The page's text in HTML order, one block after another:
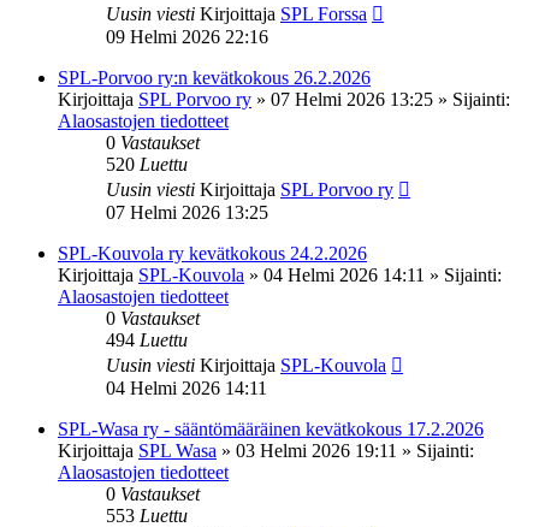
Uusin viesti Kirjoittaja SPL Forssa
09 Helmi 2026 22:16
SPL-Porvoo ry:n kevätkokous 26.2.2026
Kirjoittaja SPL Porvoo ry » 07 Helmi 2026 13:25 » Sijainti:
Alaosastojen tiedotteet
0 Vastaukset
520 Luettu
Uusin viesti Kirjoittaja SPL Porvoo ry
07 Helmi 2026 13:25
SPL-Kouvola ry kevätkokous 24.2.2026
Kirjoittaja SPL-Kouvola » 04 Helmi 2026 14:11 » Sijainti:
Alaosastojen tiedotteet
0 Vastaukset
494 Luettu
Uusin viesti Kirjoittaja SPL-Kouvola
04 Helmi 2026 14:11
SPL-Wasa ry - sääntömääräinen kevätkokous 17.2.2026
Kirjoittaja SPL Wasa » 03 Helmi 2026 19:11 » Sijainti:
Alaosastojen tiedotteet
0 Vastaukset
553 Luettu